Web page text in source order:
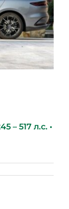
– 517 л.с. •